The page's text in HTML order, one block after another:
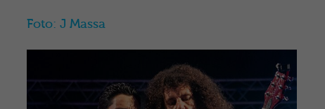
Foto: J Massa